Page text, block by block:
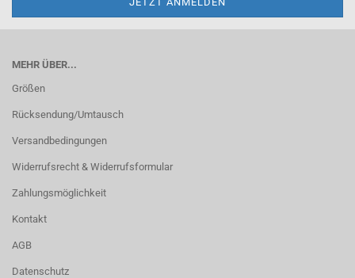
MEHR ÜBER...
Größen
Rücksendung/Umtausch
Versandbedingungen
Widerrufsrecht & Widerrufsformular
Zahlungsmöglichkeit
Kontakt
AGB
Datenschutz